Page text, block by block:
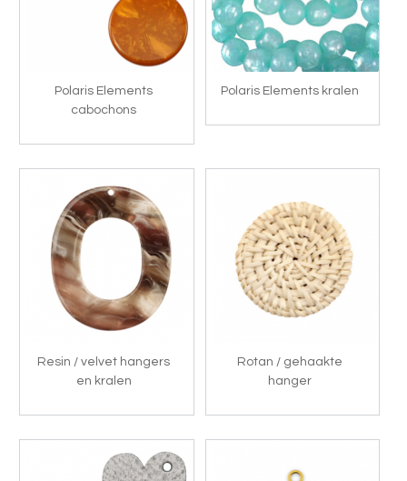
Polaris Elements
cabochons
Polaris Elements kralen
Resin / velvet hangers
en kralen
Rotan / gehaakte
hanger